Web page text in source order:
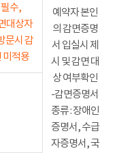
필수,
대상자
문시 감
미적용
예약자 본인
의 감면증명
서 입실시 제
시 및 감면 대
상 여부확인
-감면증명서
종류 : 장애인
증명서, 수급
자증명서, 국